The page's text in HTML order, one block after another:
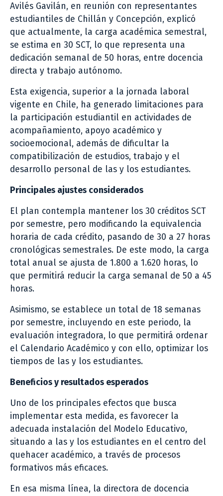
Avilés Gavilán, en reunión con representantes
estudiantiles de Chillán y Concepción, explicó
que actualmente, la carga académica semestral,
se estima en 30 SCT, lo que representa una
dedicación semanal de 50 horas, entre docencia
directa y trabajo autónomo.
Esta exigencia, superior a la jornada laboral
vigente en Chile, ha generado limitaciones para
la participación estudiantil en actividades de
acompañamiento, apoyo académico y
socioemocional, además de dificultar la
compatibilización de estudios, trabajo y el
desarrollo personal de las y los estudiantes.
Principales ajustes considerados
El plan contempla mantener los 30 créditos SCT
por semestre, pero modificando la equivalencia
horaria de cada crédito, pasando de 30 a 27 horas
cronológicas semestrales. De este modo, la carga
total anual se ajusta de 1.800 a 1.620 horas, lo
que permitirá reducir la carga semanal de 50 a 45
horas.
Asimismo, se establece un total de 18 semanas
por semestre, incluyendo en este periodo, la
evaluación integradora, lo que permitirá ordenar
el Calendario Académico y con ello, optimizar los
tiempos de las y los estudiantes.
Beneficios y resultados esperados
Uno de los principales efectos que busca
implementar esta medida, es favorecer la
adecuada instalación del Modelo Educativo,
situando a las y los estudiantes en el centro del
quehacer académico, a través de procesos
formativos más eficaces.
En esa misma línea, la directora de docencia